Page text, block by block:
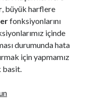
, büyük harflere
fonksiyonlarını
içinde
durumunda hata
için yapmamız
basit.
Php